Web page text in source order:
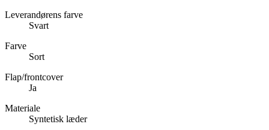
Leverandørens farve
Svart
Farve
Sort
Flap/frontcover
Ja
Materiale
Syntetisk læder